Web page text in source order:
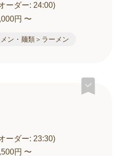
ーダー: 24:00)
円 〜
ン・麺類＞ラーメン
ーダー: 23:30)
円 〜